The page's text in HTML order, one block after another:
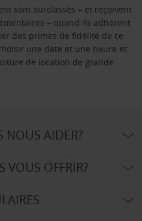
sont surclassés – et reçoivent
– quand ils adhèrent
des primes de fidélité de ce
une date et une heure et
de location de grande
NOUS AIDER?
VOUS OFFRIR?